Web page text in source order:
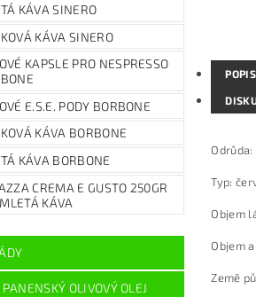
KÁVA SINERO
KÁVA SINERO
KAPSLE PRO NESPRESSO
E.S.E. PODY BORBONE
KÁVA BORBONE
KÁVA BORBONE
CREMA E GUSTO 250GR
KÁVA
OLIVOVÝ OLEJ
POPIS
Typ:
Objem
Objem
Země